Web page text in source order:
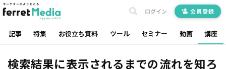
記事 特集 お役立ち資料 ツール セミナー 動画 講座
ログイン 会員登録
検索結果に表示されるまでの流れを知ろ